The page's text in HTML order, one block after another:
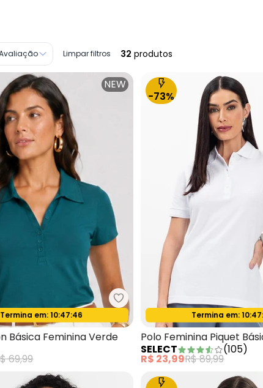
Limpar filtros 32 produtos
Básica Feminina Vermelho
NEW
Rovitex - Polo Cotton Básica
Oferta relâmpago
Termina em:10:47:44
Básica Feminina Verde
69,99
-73%
Oferta
Termina em:
Polo Feminina Piquet
SELECT
(105)
R$ 23,99R$ 89,99